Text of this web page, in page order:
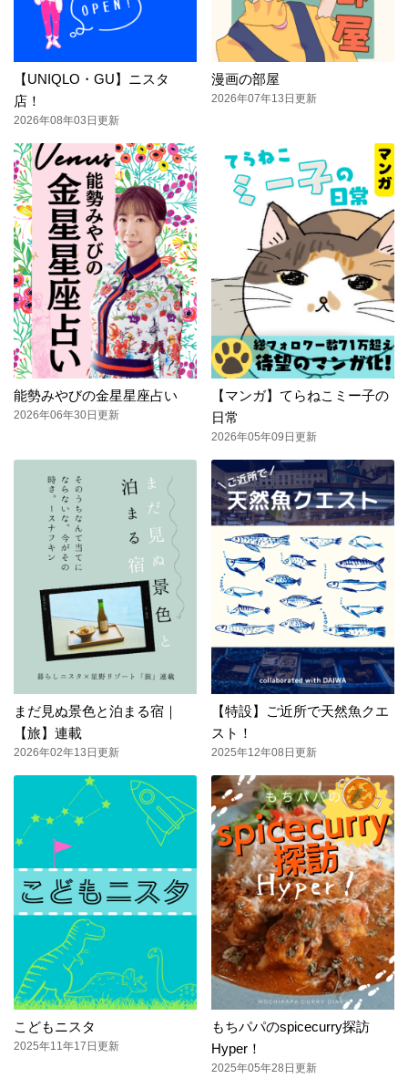
【UNIQLO・GU】ニスタ
店！
2026年08年03日更新
漫画の部屋
2026年07年13日更新
能勢みやびの金星星座占い
2026年06年30日更新
【マンガ】てらねこミー子の
日常
2026年05年09日更新
まだ見ぬ景色と泊まる宿｜
【旅】連載
2026年02年13日更新
【特設】ご近所で天然魚クエ
スト！
2025年12年08日更新
こどもニスタ
2025年11年17日更新
もちパパのspicecurry探訪
Hyper！
2025年05年28日更新